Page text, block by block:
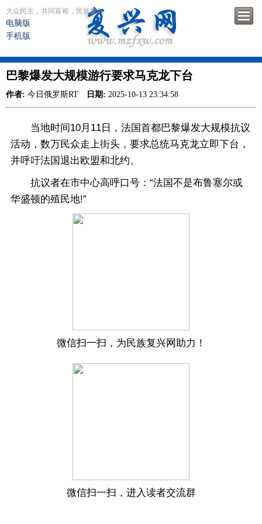
大众民主，共同富裕，民族复兴
电脑版
手机版
巴黎爆发大规模游行要求马克龙下台
作者: 今日俄罗斯RT 日期: 2025-10-13 23:34:58
当地时间10月11日，法国首都巴黎爆发大规模抗议
活动，数万民众走上街头，要求总统马克龙立即下台，
并呼吁法国退出欧盟和北约。
抗议者在市中心高呼口号：“法国不是布鲁塞尔或
华盛顿的殖民地!”
微信扫一扫，为民族复兴网助力！
微信扫一扫，进入读者交流群